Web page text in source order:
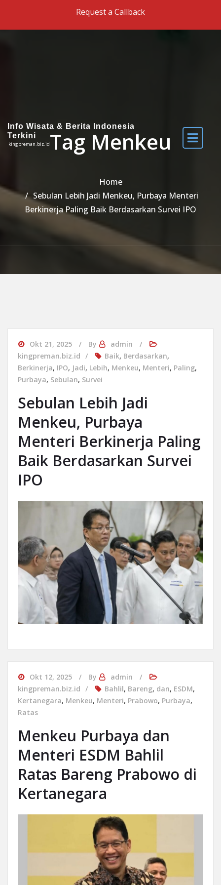
Request a Callback
Info Wisata & Berita Indonesia
Terkini
kingpreman.biz.idTag Menkeu
Home
Sebulan Lebih Jadi Menkeu, Purbaya Menteri
Berkinerja Paling Baik Berdasarkan Survei IPO
Okt 21, 2025 By
admin
kingpreman.biz.id
Baik, Berdasarkan,
Berkinerja, IPO, Jadi, Lebih, Menkeu, Menteri, Paling,
Purbaya, Sebulan, Survei
Sebulan Lebih Jadi
Menkeu, Purbaya
Menteri Berkinerja Paling
Baik Berdasarkan Survei
IPO
Okt 12, 2025 By
admin
kingpreman.biz.id
Bahlil, Bareng, dan, ESDM,
Kertanegara, Menkeu, Menteri, Prabowo, Purbaya,
Ratas
Menkeu Purbaya dan
Menteri ESDM Bahlil
Ratas Bareng Prabowo di
Kertanegara